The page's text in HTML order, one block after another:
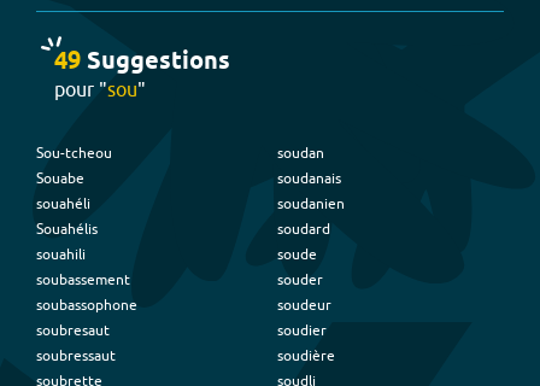
49Suggestions
pour "sou"
Sou-tcheou
Souabe
souahéli
Souahélis
souahili
soubassement
soubassophone
soubresaut
soubressaut
soubrette
soudan
soudanais
soudanien
soudard
soude
souder
soudeur
soudier
soudière
soudli